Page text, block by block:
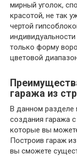
мирный уголок,
красотой, не так
чертой
только форму
цветовой
гаража из
В данном разделе
создания гаража
которые вы
Построив гараж
вы сможете